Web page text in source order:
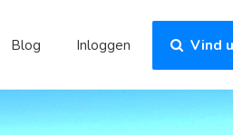
Blog Inloggen Vind